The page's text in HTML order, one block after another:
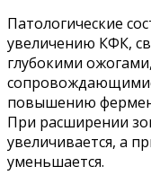
Патологические
увеличению КФК,
глубокими
повышению
При расширении
увеличивается, а
уменьшается.